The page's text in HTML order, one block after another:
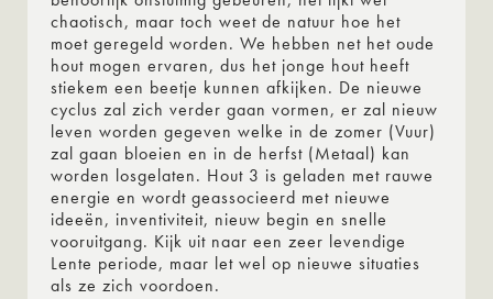
chaotisch, maar toch weet de natuur hoe het
moet geregeld worden. We hebben net het oude
hout mogen ervaren, dus het jonge hout heeft
stiekem een beetje kunnen afkijken. De nieuwe
cyclus zal zich verder gaan vormen, er zal nieuw
leven worden gegeven welke in de zomer (Vuur)
zal gaan bloeien en in de herfst (Metaal) kan
worden losgelaten. Hout 3 is geladen met rauwe
energie en wordt geassocieerd met nieuwe
ideeën, inventiviteit, nieuw begin en snelle
vooruitgang. Kijk uit naar een zeer levendige
Lente periode, maar let wel op nieuwe situaties
als ze zich voordoen.